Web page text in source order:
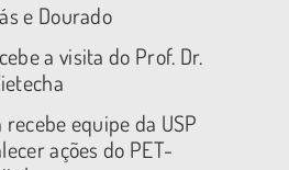
e Dourado
a visita do Prof. Dr.
equipe da USP
ações do PET-